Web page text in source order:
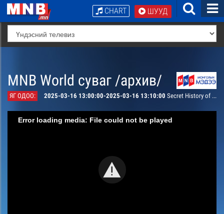
ШУУД
CHART
MNB World суваг /архив/
ЯГ ОДОО: 2025-03-16 13:00:00-2025-03-16 13:10:00 Secret History of the Mongols #13 #14
Error loading media: File could not be played